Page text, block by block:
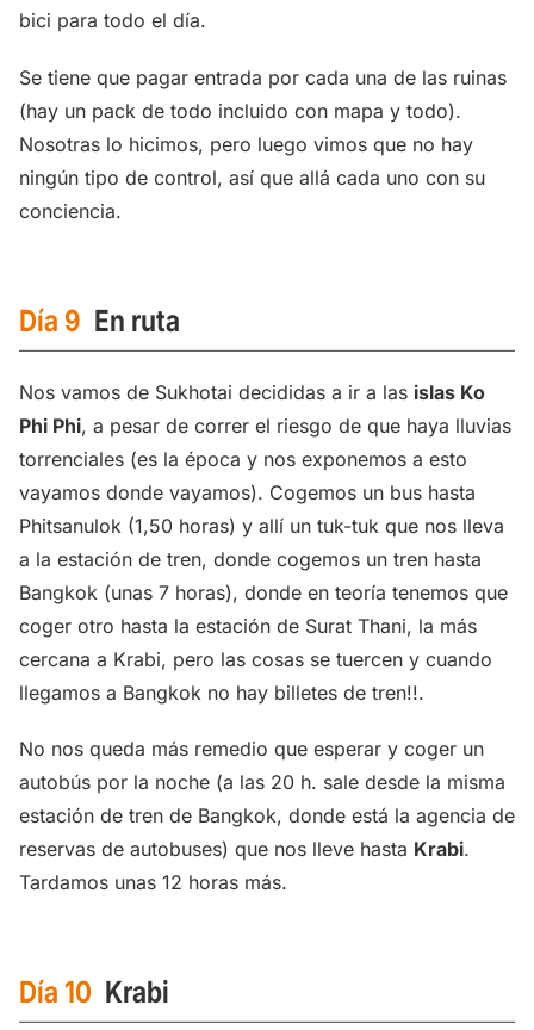
bici para todo el día.
Se tiene que pagar entrada por cada una de las ruinas
(hay un pack de todo incluido con mapa y todo).
Nosotras lo hicimos, pero luego vimos que no hay
ningún tipo de control, así que allá cada uno con su
conciencia.
Día 9 En ruta
Nos vamos de Sukhotai decididas a ir a las islas Ko
Phi Phi, a pesar de correr el riesgo de que haya lluvias
torrenciales (es la época y nos exponemos a esto
vayamos donde vayamos). Cogemos un bus hasta
Phitsanulok (1,50 horas) y allí un tuk-tuk que nos lleva
a la estación de tren, donde cogemos un tren hasta
Bangkok (unas 7 horas), donde en teoría tenemos que
coger otro hasta la estación de Surat Thani, la más
cercana a Krabi, pero las cosas se tuercen y cuando
llegamos a Bangkok no hay billetes de tren!!.
No nos queda más remedio que esperar y coger un
autobús por la noche (a las 20 h. sale desde la misma
estación de tren de Bangkok, donde está la agencia de
reservas de autobuses) que nos lleve hasta Krabi.
Tardamos unas 12 horas más.
Día 10 Krabi